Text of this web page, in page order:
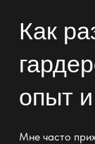
Как
опыт
Мне часто